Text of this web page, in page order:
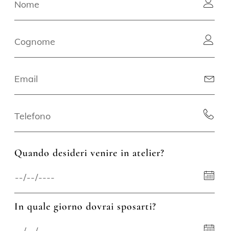
Quando desideri venire in atelier?
In quale giorno dovrai sposarti?